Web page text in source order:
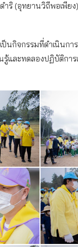
ริ (อุทยานวิถีพอเพีย
ป็นกิจกรรมที่ดำเนิน
และทดลองปฏิบัติการ